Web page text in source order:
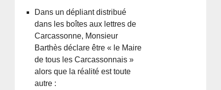
Dans un dépliant distribué
dans les boîtes aux lettres de
Carcassonne, Monsieur
Barthès déclare être « le Maire
de tous les Carcassonnais »
alors que la réalité est toute
autre :